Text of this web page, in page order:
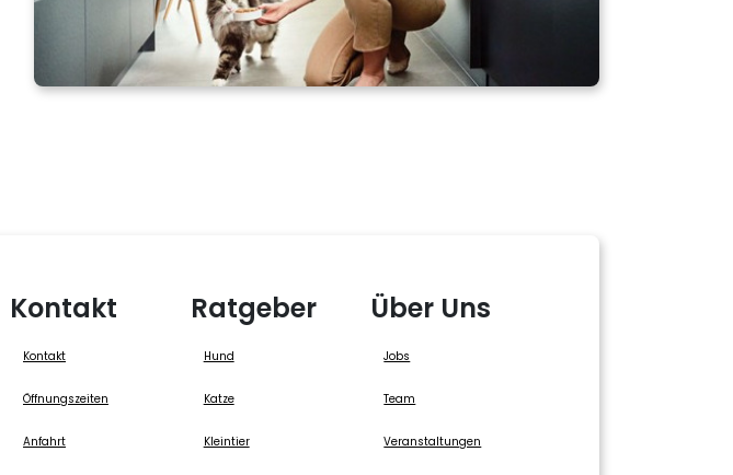
Kontakt
Kontakt
Öffnungszeiten
Anfahrt
Ratgeber
Hund
Katze
Kleintier
Über Uns
Jobs
Team
Veranstaltungen